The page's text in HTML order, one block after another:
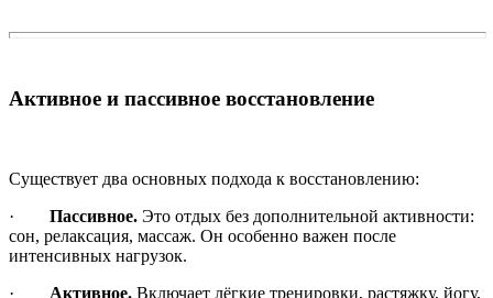
Активное и пассивное восстановление
Существует два основных подхода к восстановлению:
· Пассивное. Это отдых без дополнительной активности:
сон, релаксация, массаж. Он особенно важен после
интенсивных нагрузок.
· Активное. Включает лёгкие тренировки, растяжку, йогу,